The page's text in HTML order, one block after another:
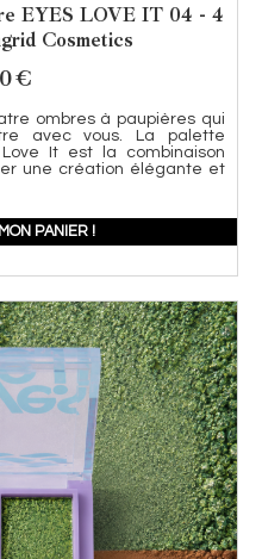
EYES LOVE IT 04 - 4
Cosmetics
€
ombres à paupières qui
avec vous. La palette
It est la combinaison
une création élégante et
PANIER !